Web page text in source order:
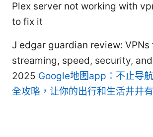
Plex server not working with
to fix it
J edgar guardian review:
streaming, speed, security,
2025 Google地图app：不止导
全攻略，让你的出行和生活井井